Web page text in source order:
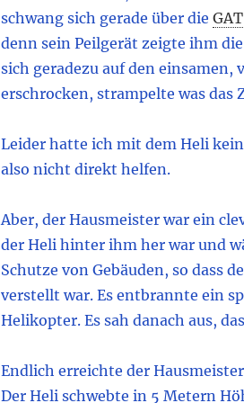
schwang sich gerade über die GAT
denn sein Peilgerät zeigte ihm
sich geradezu auf den einsamen,
erschrocken, strampelte was das
Leider hatte ich mit dem Heli
also nicht direkt helfen.
Aber, der Hausmeister war ein
der Heli hinter ihm her war und
Schutze von Gebäuden, so dass
verstellt war. Es entbrannte ein
Helikopter. Es sah danach aus,
Endlich erreichte der
Der Heli schwebte in 5 Metern